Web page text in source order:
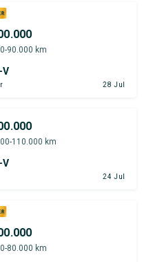
90.000 km
V
28 Jul
110.000 km
V
24 Jul
80.000 km